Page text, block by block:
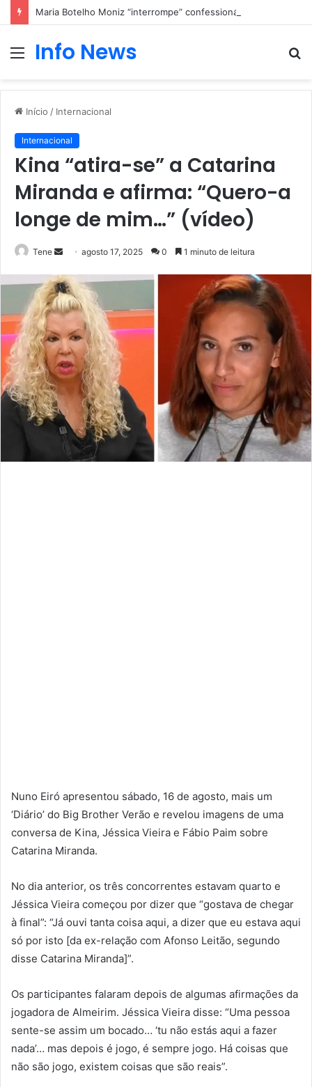
Maria Botelho Moniz “interrompe” confessionário
Menu
Info News
Início / Internacional
Internacional
Kina “atira-se” a Catarina
Miranda e afirma: “Quero-a
longe de mim…” (vídeo)
Tene
Mande
e-
mail
agosto 17, 2025 0 1 minuto de leitura
Nuno Eiró apresentou sábado, 16 de agosto, mais um
‘Diário’ do Big Brother Verão e revelou imagens de uma
conversa de Kina, Jéssica Vieira e Fábio Paim sobre
Catarina Miranda.
No dia anterior, os três concorrentes estavam quarto e
Jéssica Vieira começou por dizer que “gostava de chegar
à final”: “Já ouvi tanta coisa aqui, a dizer que eu estava aqui
só por isto [da ex-relação com Afonso Leitão, segundo
disse Catarina Miranda]”.
Os participantes falaram depois de algumas afirmações da
jogadora de Almeirim. Jéssica Vieira disse: “Uma pessoa
sente-se assim um bocado… ‘tu não estás aqui a fazer
nada’… mas depois é jogo, é sempre jogo. Há coisas que
não são jogo, existem coisas que são reais”.